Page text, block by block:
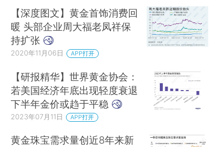
【深度图文】黄金首饰消费回
暖 头部企业周大福老凤祥保
持扩张
2020年11月06日 APP打开
【研报精华】世界黄金协会：
若美国经济年底出现轻度衰退
下半年金价或趋于平稳
2023年07月11日 APP打开
黄金珠宝需求量创近8年来新